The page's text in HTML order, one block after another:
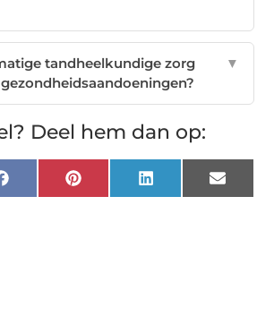
tandheelkundige zorg
▼
Deel hem dan op:
FacebookPinterest LinkedIn Email